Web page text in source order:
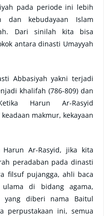
pada periode ini lebih
dan kebudayaan Islam
Dari sinilah kita bisa
antara dinasti Umayyah
Abbasiyah yakni terjadi
khalifah (786-809) dan
Harun Ar-Rasyid
makmur, kekayaan
Ar-Rasyid, jika kita
peradaban pada dinasti
filsuf pujangga, ahli baca
di bidang agama,
yang diberi nama Baitul
perpustakaan ini, semua